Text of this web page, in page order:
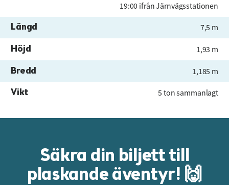
19:00 ifrån Järnvägsstationen
Längd 7,5 m
Höjd 1,93 m
Bredd 1,185 m
Vikt 5 ton sammanlagt
Säkra din biljett till
plaskande äventyr! 🙌